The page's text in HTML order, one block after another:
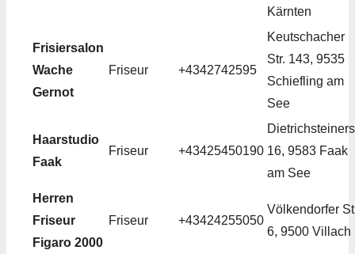
Kärnten
Frisiersalon
Wache
Gernot
Friseur +4342742595
Keutschacher
Str. 143, 9535
Schiefling am
See
Haarstudio
Faak
Friseur +43425450190 16, 9583 Faak
am See
Herren
Friseur
Figaro 2000
Friseur +43424255050
Völkendorfer
6, 9500 Villach